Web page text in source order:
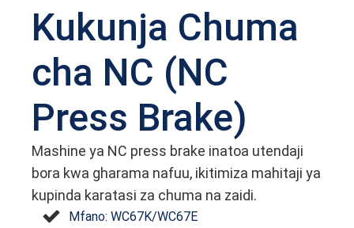
Kukunja Chuma
cha NC (NC
Press Brake)
Mashine ya NC press brake inatoa utendaji
bora kwa gharama nafuu, ikitimiza mahitaji ya
kupinda karatasi za chuma na zaidi.
Mfano: WC67K/WC67E